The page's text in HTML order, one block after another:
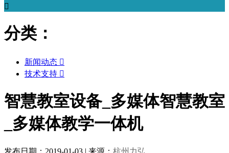

分类：
新闻动态 
技术支持 
智慧教室设备_多媒体智慧教室
_多媒体教学一体机
发布日期：2019-01-03 | 来源： 杭州力弘